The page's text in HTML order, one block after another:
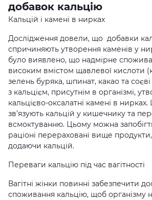
добавок кальцію
Кальцій і камені в нирках
Дослідження довели, що добавки
спричиняють утворення каменів у
було виявлено, що надмірне
високим вмістом щавлевої кислоти
зелень буряка, шпинат, какао та соєві
з кальцієм, присутнім в організмі,
кальцієво-оксалатні камені в
зв’язують кальцій у кишечнику та
всмоктуванню. Цьому можна
раціоні перераховані вище
додаючи кальцій.
Переваги кальцію під час вагітності
Вагітні жінки повинні забезпечити
споживання кальцію, щоб організму